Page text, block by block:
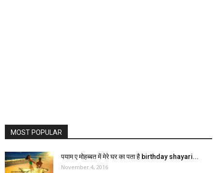
MOST POPULAR
पयाम ए मोहब्बत में मेरे घर का पता है birthday shayari...
November 4, 2016